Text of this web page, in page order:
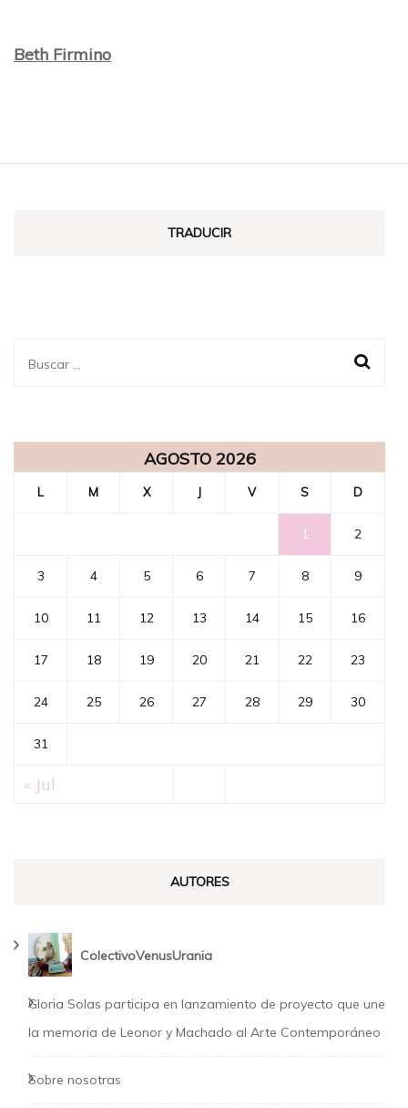
Beth Firmino
TRADUCIR
Buscar:
AGOSTO 2026
L M X J V S D
1 2
3 4 5 6 7 8 9
10 11 12 13 14 15 16
17 18 19 20 21 22 23
24 25 26 27 28 29 30
31
« Jul
AUTORES
ColectivoVenusUrania
Gloria Solas participa en lanzamiento de proyecto que une
la memoria de Leonor y Machado al Arte Contemporáneo
Sobre nosotras